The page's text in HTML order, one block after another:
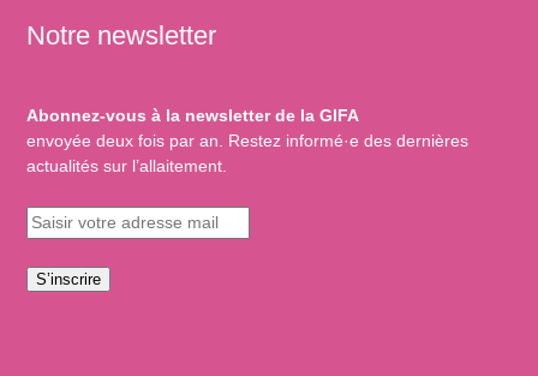
Notre newsletter
Abonnez-vous à la newsletter de la GIFA
envoyée deux fois par an. Restez informé·e des dernières
actualités sur l’allaitement.
S’inscrire